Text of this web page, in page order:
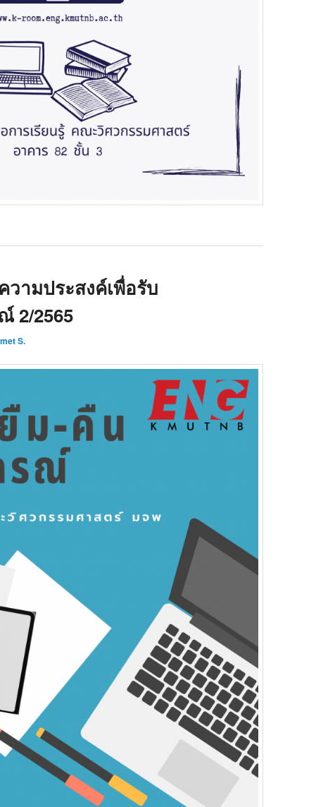
วามประสงค์เพื่อรับ
2/2565
S.